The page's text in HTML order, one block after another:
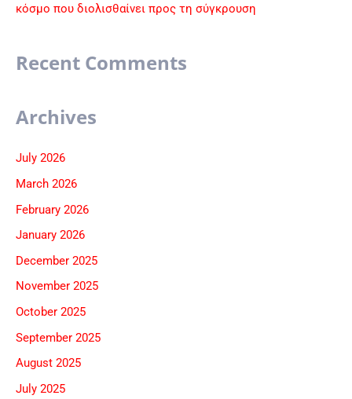
κόσμο που διολισθαίνει προς τη σύγκρουση
Recent Comments
Archives
July 2026
March 2026
February 2026
January 2026
December 2025
November 2025
October 2025
September 2025
August 2025
July 2025